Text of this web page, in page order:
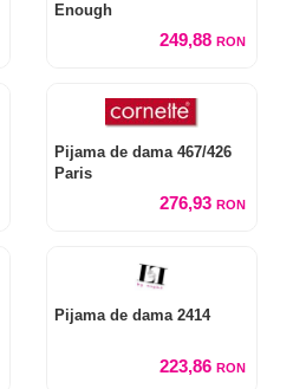
Enough
249,88 RON
Pijama de dama 467/426
Paris
276,93 RON
Pijama de dama 2414
223,86 RON